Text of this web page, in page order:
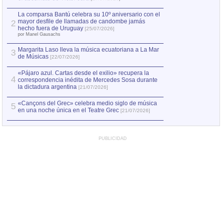
2
La comparsa Bantú celebra su 10º aniversario con el
mayor desfile de llamadas de candombe jamás
hecho fuera de Uruguay [25/07/2026]
por Manel Gausachs
3 Margarita Laso lleva la música ecuatoriana a La Mar
de Músicas [22/07/2026]
4
«Pájaro azul. Cartas desde el exilio» recupera la
correspondencia inédita de Mercedes Sosa durante
la dictadura argentina [21/07/2026]
5 «Cançons del Grec» celebra medio siglo de música
en una noche única en el Teatre Grec [21/07/2026]
PUBLICIDAD